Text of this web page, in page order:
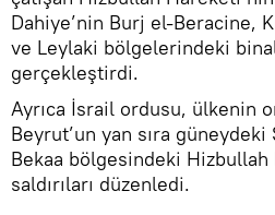
Dahiye’nin Burj el-Beracine,
ve Leylaki bölgelerindeki
gerçekleştirdi.
Ayrıca İsrail ordusu, ülkenin
Beyrut’un yan sıra
Bekaa bölgesindeki
saldırıları düzenledi.